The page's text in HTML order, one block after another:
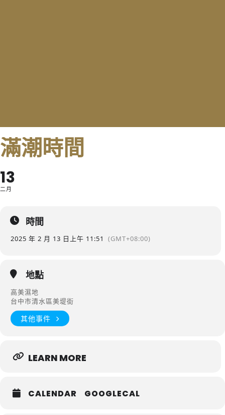
滿潮時間
13
二月
時間
2025 年 2 月 13 日 上午 11:51 (GMT+08:00)
地點
高美濕地
台中市清水區美堤街
其他事件
LEARN MORE
CALENDAR GOOGLECAL